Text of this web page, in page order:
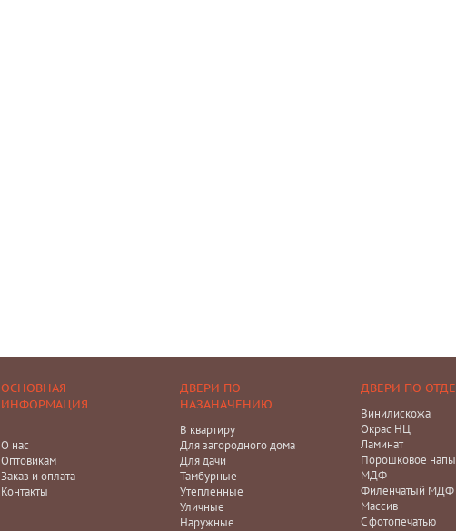
ОСНОВНАЯ
ИНФОРМАЦИЯ
О нас
Оптовикам
Заказ и оплата
Контакты
ДВЕРИ ПО
НАЗАНАЧЕНИЮ
В квартиру
Для загородного дома
Для дачи
Тамбурные
Утепленные
Уличные
Наружные
ДВЕРИ ПО
Винилискожа
Окрас НЦ
Ламинат
Порошковое
МДФ
Филёнчатый МДФ
Массив
С фотопечатью